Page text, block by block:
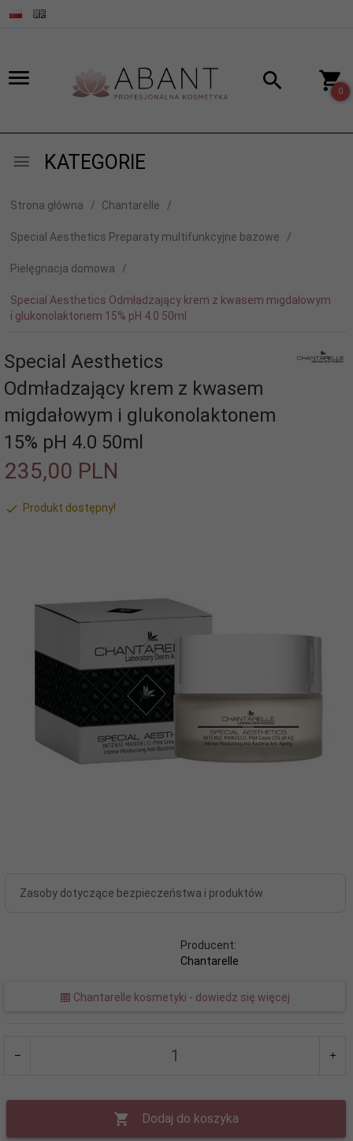
0
KATEGORIE
Strona główna Chantarelle
Special Aesthetics Preparaty multifunkcyjne bazowe
Pielęgnacja domowa
Special Aesthetics Odmładzający krem z kwasem migdałowym
i glukonolaktonem 15% pH 4.0 50ml
Special Aesthetics
Odmładzający krem z kwasem
migdałowym i glukonolaktonem
15% pH 4.0 50ml
235,00 PLN
Produkt dostępny!
Zasoby dotyczące bezpieczeństwa i produktów
Producent:
Chantarelle
Chantarelle kosmetyki - dowiedz się więcej
Dodaj do koszyka